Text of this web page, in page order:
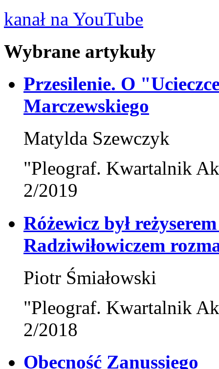
kanał na YouTube
Wybrane artykuły
Przesilenie. O
Marczewskiego
Matylda Szewczyk
"Pleograf. Kwartalnik
2/2019
Różewicz był
Radziwiłowiczem
Piotr Śmiałowski
"Pleograf. Kwartalnik
2/2018
Obecność Zanussiego